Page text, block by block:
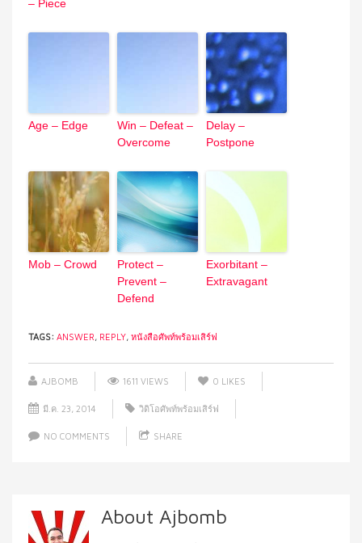
– Piece
Age – Edge
Win – Defeat –
Overcome
Delay –
Postpone
Mob – Crowd
Protect –
Prevent –
Defend
Exorbitant –
Extravagant
TAGS: ANSWER, REPLY, หนังสือศัพท์พร้อมเสิร์ฟ
AJBOMB 1611 VIEWS 0 LIKES
มี.ค. 23, 2014 วิดิโอศัพท์พร้อมเสิร์ฟ
NO COMMENTS SHARE
About Ajbomb